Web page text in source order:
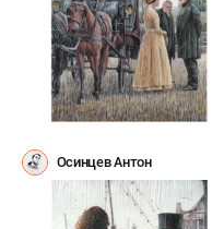
Осинцев Антон